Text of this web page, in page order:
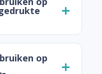
op